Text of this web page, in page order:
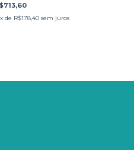
x de R$178,40 sem juros